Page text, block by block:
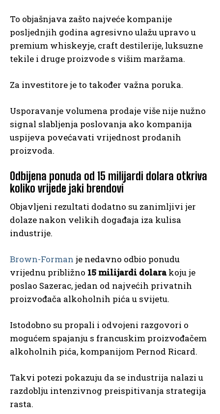
To objašnjava zašto najveće kompanije
posljednjih godina agresivno ulažu upravo u
premium whiskeyje, craft destilerije, luksuzne
tekile i druge proizvode s višim maržama.
Za investitore je to također važna poruka.
Usporavanje volumena prodaje više nije nužno
signal slabljenja poslovanja ako kompanija
uspijeva povećavati vrijednost prodanih
proizvoda.
Odbijena ponuda od 15 milijardi dolara otkriva
koliko vrijede jaki brendovi
Objavljeni rezultati dodatno su zanimljivi jer
dolaze nakon velikih događaja iza kulisa
industrije.
Brown-Forman je nedavno odbio ponudu
vrijednu približno 15 milijardi dolarakoju je
poslao Sazerac, jedan od najvećih privatnih
proizvođača alkoholnih pića u svijetu.
Istodobno su propali i odvojeni razgovori o
mogućem spajanju s francuskim proizvođačem
alkoholnih pića, kompanijom Pernod Ricard.
Takvi potezi pokazuju da se industrija nalazi u
razdoblju intenzivnog preispitivanja strategija
rasta.